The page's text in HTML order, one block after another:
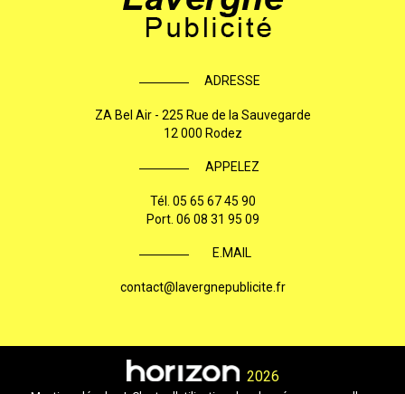
ADRESSE
ZA Bel Air - 225 Rue de la Sauvegarde
12 000 Rodez
APPELEZ
Tél. 05 65 67 45 90
Port. 06 08 31 95 09
E.MAIL
contact@lavergnepublicite.fr
2026